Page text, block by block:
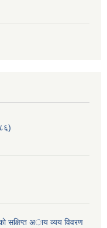
सक्षिप्त अाय व्यय विवरण